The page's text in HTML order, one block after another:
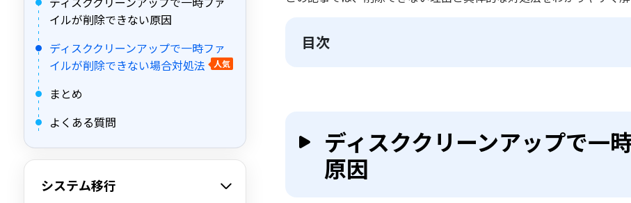
イルが削除できない原因
ディスククリーンアップで一時ファ
イルが削除できない場合対処法
人気
まとめ
よくある質問
システム移行
目次
ディスククリーンアップで一
原因